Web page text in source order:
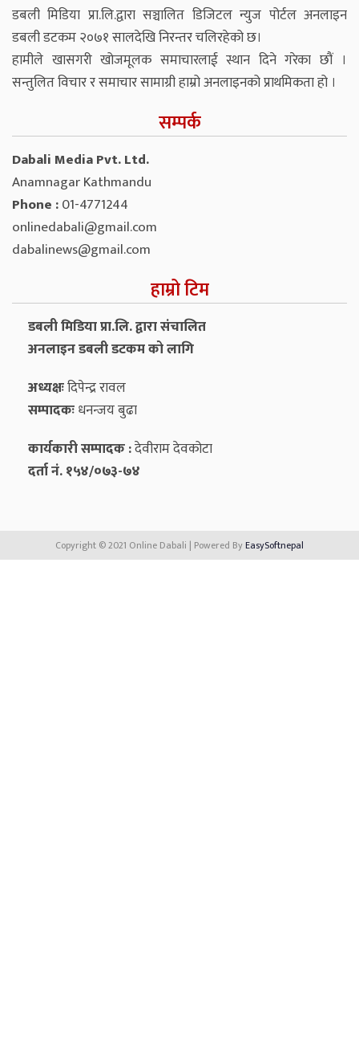
डबली मिडिया प्रा.लि.द्वारा सञ्चालित डिजिटल न्युज पोर्टल अनलाइन
डबली डटकम २०७१ सालदेखि निरन्तर चलिरहेको छ।
हामीले खासगरी खोजमूलक समाचारलाई स्थान दिने गरेका छौं ।
सन्तुलित विचार र समाचार सामाग्री हाम्रो अनलाइनको प्राथमिकता हो ।
सम्पर्क
Dabali Media Pvt. Ltd.
Anamnagar Kathmandu
Phone :01-4771244
onlinedabali@gmail.com
dabalinews@gmail.com
हाम्रो टिम
डबली मिडिया प्रा.लि. द्वारा संचालित
अनलाइन डबली डटकम को लागि
अध्यक्षःदिपेन्द्र रावल
सम्पादकःधनन्‍जय बुढा
कार्यकारी सम्पादक :देवीराम देवकोटा
दर्ता नं. १५४/०७३-७४
Copyright © 2021 Online Dabali | Powered ByEasySoftnepal